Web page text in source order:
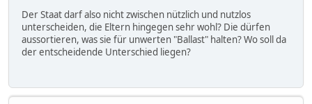
Der Staat darf also nicht zwischen nützlich und nutzlos
unterscheiden, die Eltern hingegen sehr wohl? Die dürfen
aussortieren, was sie für unwerten "Ballast" halten? Wo soll da
der entscheidende Unterschied liegen?